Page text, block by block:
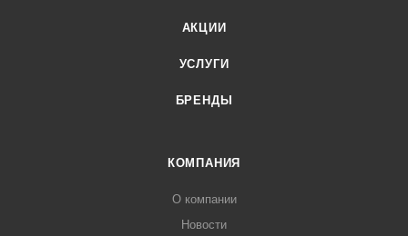
АКЦИИ
УСЛУГИ
БРЕНДЫ
КОМПАНИЯ
О компании
Новости